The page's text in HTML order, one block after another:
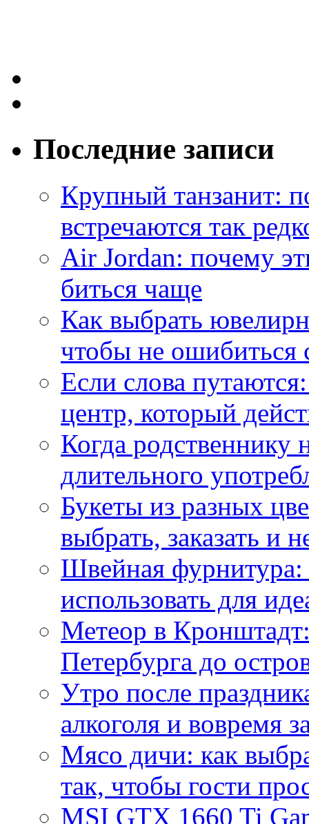
Последние записи
Крупный танзанит:
встречаются так
Air Jordan: почему
биться чаще
Как выбрать
чтобы не ошибиться
Если слова
центр, который
Когда
длительного
Букеты из разных
выбрать, заказать и
Швейная фурнитура:
использовать для
Метеор в
Петербурга до
Утро после
алкоголя и вовремя
Мясо дичи: как
так, чтобы гости
MSI GTX 1660 Ti